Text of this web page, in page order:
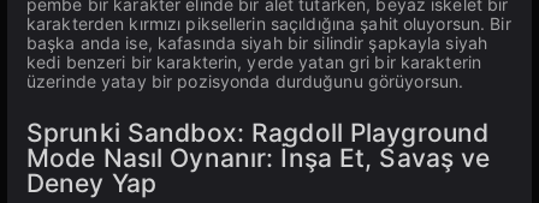
pembe bir karakter elinde bir alet tutarken, beyaz iskelet bir
karakterden kırmızı piksellerin saçıldığına şahit oluyorsun. Bir
başka anda ise, kafasında siyah bir silindir şapkayla siyah
kedi benzeri bir karakterin, yerde yatan gri bir karakterin
üzerinde yatay bir pozisyonda durduğunu görüyorsun.
Sprunki Sandbox: Ragdoll Playground
Mode Nasıl Oynanır: İnşa Et, Savaş ve
Deney Yap